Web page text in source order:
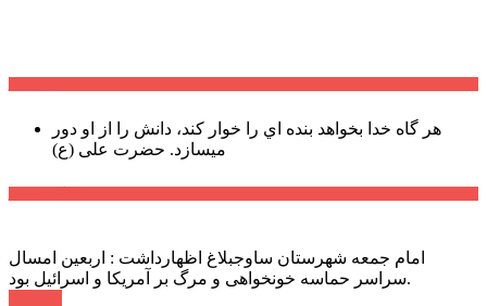
هر گاه خدا بخواهد بنده اي را خوار كند، دانش را از او دور
میسازد. حضرت علی (ع)
امام جمعه شهرستان ساوجبلاغ اظهارداشت : اربعین امسال
سراسر حماسه خونخواهی و مرگ بر آمریکا و اسرائیل بود.